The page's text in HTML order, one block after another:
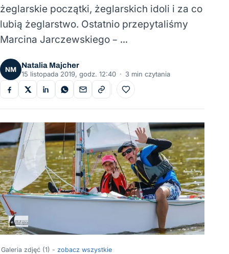
żeglarskie początki, żeglarskich idoli i za co
lubią żeglarstwo. Ostatnio przepytaliśmy
Marcina Jarczewskiego – …
NM
Natalia Majcher
15 listopada 2019, godz. 12:40 · 3 min czytania
Do ulubionych
Galeria zdjęć (1) - zobacz wszystkie